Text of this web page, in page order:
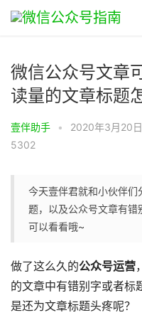
微信公众号文章
读量的文章标题
壹伴助手 • 2020年3月20
5302
今天壹伴君就和小伙伴
题，以及公众号文章有
可以看看哦~
做了这么久的公众号运营
的文章中有错别字或者标
是还为文章标题头疼呢？